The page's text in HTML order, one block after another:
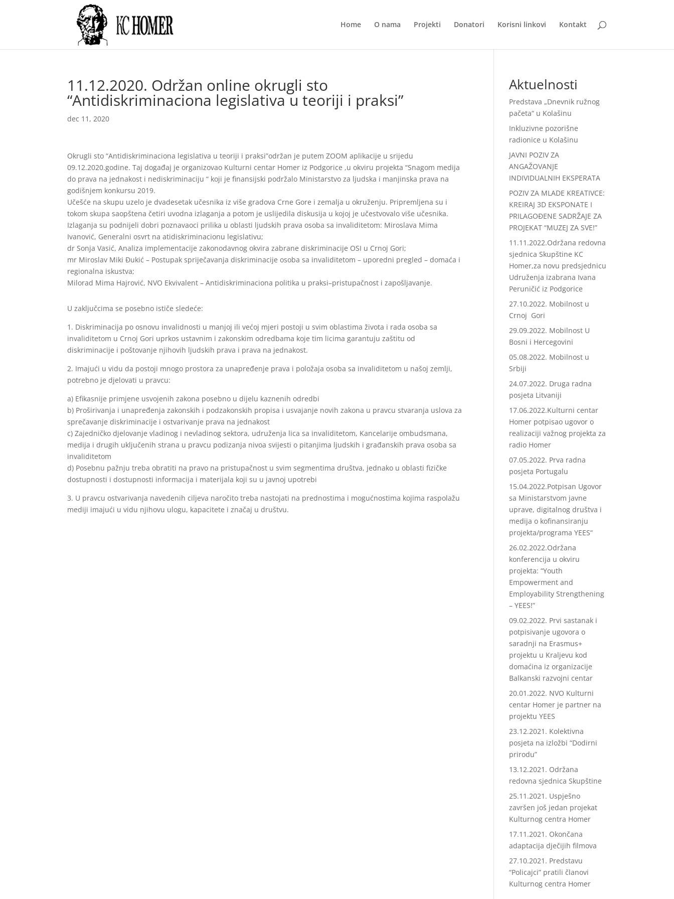
Home O nama Projekti Donatori Korisni linkovi Kontakt
11.12.2020. Održan online okrugli sto
“Antidiskriminaciona legislativa u teoriji i praksi”
dec 11, 2020
Okrugli sto “Antidiskriminaciona legislativa u teoriji i praksi”održan je putem ZOOM aplikacije u srijedu
09.12.2020.godine. Taj događaj je organizovao Kulturni centar Homer iz Podgorice ,u okviru projekta “Snagom medija
do prava na jednakost i nediskriminaciju “ koji je finansijski podržalo Ministarstvo za ljudska i manjinska prava na
godišnjem konkursu 2019.
Učešće na skupu uzelo je dvadesetak učesnika iz više gradova Crne Gore i zemalja u okruženju. Pripremljena su i
tokom skupa saopštena četiri uvodna izlaganja a potom je uslijedila diskusija u kojoj je učestvovalo više učesnika.
Izlaganja su podnijeli dobri poznavaoci prilika u oblasti ljudskih prava osoba sa invaliditetom: Miroslava Mima
Ivanović, Generalni osvrt na atidiskriminacionu legislativu;
dr Sonja Vasić, Analiza implementacije zakonodavnog okvira zabrane diskriminacije OSI u Crnoj Gori;
mr Miroslav Miki Đukić – Postupak spriječavanja diskriminacije osoba sa invaliditetom – uporedni pregled – domaća i
regionalna iskustva;
Milorad Mima Hajrović, NVO Ekvivalent – Antidiskriminaciona politika u praksi–pristupačnost i zapošljavanje.
U zaključcima se posebno ističe sledeće:
1. Diskriminacija po osnovu invalidnosti u manjoj ili većoj mjeri postoji u svim oblastima života i rada osoba sa
invaliditetom u Crnoj Gori uprkos ustavnim i zakonskim odredbama koje tim licima garantuju zaštitu od
diskriminacije i poštovanje njihovih ljudskih prava i prava na jednakost.
2. Imajući u vidu da postoji mnogo prostora za unapređenje prava i položaja osoba sa invaliditetom u našoj zemlji,
potrebno je djelovati u pravcu:
a) Efikasnije primjene usvojenih zakona posebno u dijelu kaznenih odredbi
b) Proširivanja i unapređenja zakonskih i podzakonskih propisa i usvajanje novih zakona u pravcu stvaranja uslova za
sprečavanje diskriminacije i ostvarivanje prava na jednakost
c) Zajedničko djelovanje vladinog i nevladinog sektora, udruženja lica sa invaliditetom, Kancelarije ombudsmana,
medija i drugih uključenih strana u pravcu podizanja nivoa svijesti o pitanjima ljudskih i građanskih prava osoba sa
invaliditetom
d) Posebnu pažnju treba obratiti na pravo na pristupačnost u svim segmentima društva, jednako u oblasti fizičke
dostupnosti i dostupnosti informacija i materijala koji su u javnoj upotrebi
3. U pravcu ostvarivanja navedenih ciljeva naročito treba nastojati na prednostima i mogućnostima kojima raspolažu
mediji imajući u vidu njihovu ulogu, kapacitete i značaj u društvu.
Aktuelnosti
Predstava „Dnevnik ružnog
pačeta“ u Kolašinu
Inkluzivne pozorišne
radionice u Kolašinu
JAVNI POZIV ZA
ANGAŽOVANJE
INDIVIDUALNIH EKSPERATA
POZIV ZA MLADE KREATIVCE:
KREIRAJ 3D EKSPONATE I
PRILAGOĐENE SADRŽAJE ZA
PROJEKAT “MUZEJ ZA SVE!”
11.11.2022.Održana redovna
sjednica Skupštine KC
Homer,za novu predsjednicu
Udruženja izabrana Ivana
Peruničić iz Podgorice
27.10.2022. Mobilnost u
Crnoj Gori
29.09.2022. Mobilnost U
Bosni i Hercegovini
05.08.2022. Mobilnost u
Srbiji
24.07.2022. Druga radna
posjeta Litvaniji
17.06.2022.Kulturni centar
Homer potpisao ugovor o
realizaciji važnog projekta za
radio Homer
07.05.2022. Prva radna
posjeta Portugalu
15.04.2022.Potpisan Ugovor
sa Ministarstvom javne
uprave, digitalnog društva i
medija o kofinansiranju
projekta/programa YEES“
26.02.2022.Održana
konferencija u okviru
projekta: “Youth
Empowerment and
Employability Strengthening
– YEES!”
09.02.2022. Prvi sastanak i
potpisivanje ugovora o
saradnji na Erasmus+
projektu u Kraljevu kod
domaćina iz organizacije
Balkanski razvojni centar
20.01.2022. NVO Kulturni
centar Homer je partner na
projektu YEES
23.12.2021. Kolektivna
posjeta na izložbi “Dodirni
prirodu”
13.12.2021. Održana
redovna sjednica Skupštine
25.11.2021. Uspješno
završen još jedan projekat
Kulturnog centra Homer
17.11.2021. Okončana
adaptacija dječijih filmova
27.10.2021. Predstavu
“Policajci” pratili članovi
Kulturnog centra Homer